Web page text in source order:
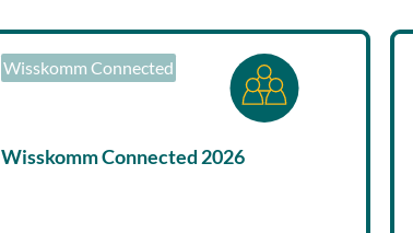
Wisskomm Connected
Wisskomm Connected 2026